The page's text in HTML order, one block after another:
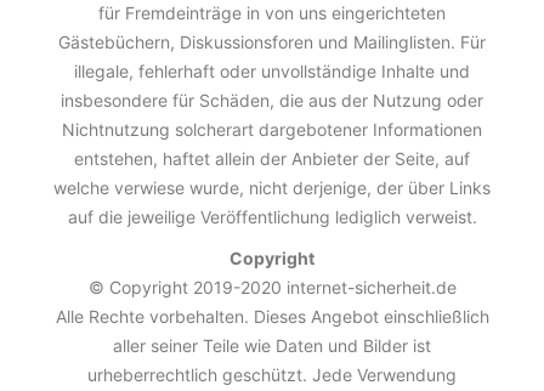
für Fremdeinträge in von uns eingerichteten
Gästebüchern, Diskussionsforen und Mailinglisten. Für
illegale, fehlerhaft oder unvollständige Inhalte und
insbesondere für Schäden, die aus der Nutzung oder
Nichtnutzung solcherart dargebotener Informationen
entstehen, haftet allein der Anbieter der Seite, auf
welche verwiese wurde, nicht derjenige, der über Links
auf die jeweilige Veröffentlichung lediglich verweist.
Copyright
© Copyright 2019-2020 internet-sicherheit.de
Alle Rechte vorbehalten. Dieses Angebot einschließlich
aller seiner Teile wie Daten und Bilder ist
urheberrechtlich geschützt. Jede Verwendung